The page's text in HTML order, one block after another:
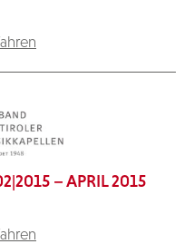
– APRIL 2015